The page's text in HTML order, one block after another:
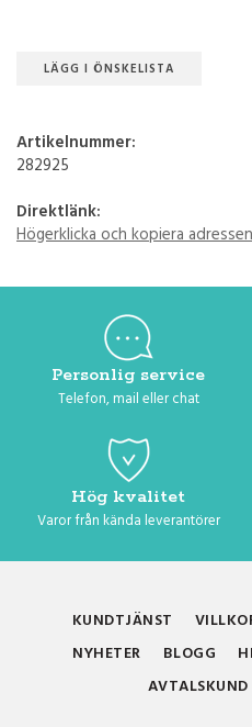
LÄGG I ÖNSKELISTA
Artikelnummer:
282925
Direktlänk:
Högerklicka och kopiera adressen
Personlig service
Telefon, mail eller chat
Hög kvalitet
Varor från kända leverantörer
KUNDTJÄNST
NYHETER
BLOGG
AVTALSKUND